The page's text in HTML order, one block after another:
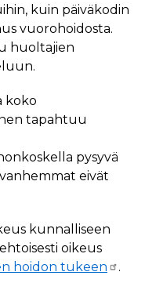
kuin päiväkodin
vuorohoidosta.
huoltajien
koko
tapahtuu
pysyvä
eivät
kunnalliseen
oikeus
hoidon tukeen .